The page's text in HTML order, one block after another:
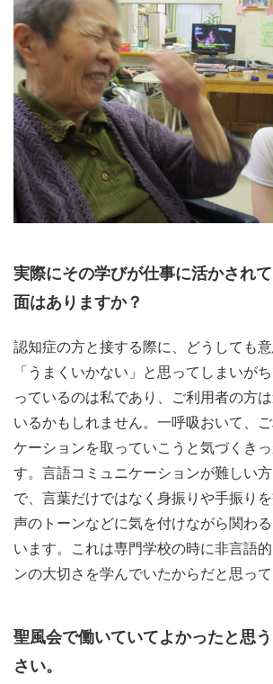
実際にその学びが仕事に活かされ
面はありますか？
認知症の方と接する際に、どうしても
「うまくいかない」と思ってしまいが
っているのは私であり、ご利用者の方
いるかもしれません。一呼吸おいて、
ケーションを取っていこうと気づくき
す。言語コミュニケーションが難しい
で、言葉だけではなく身振りや手振り
声のトーンなどに気を付けながら関わ
います。これは専門学校の時に非言語
ンの大切さを学んでいたからだと思って
聖風会で働いていてよかったと思
さい。